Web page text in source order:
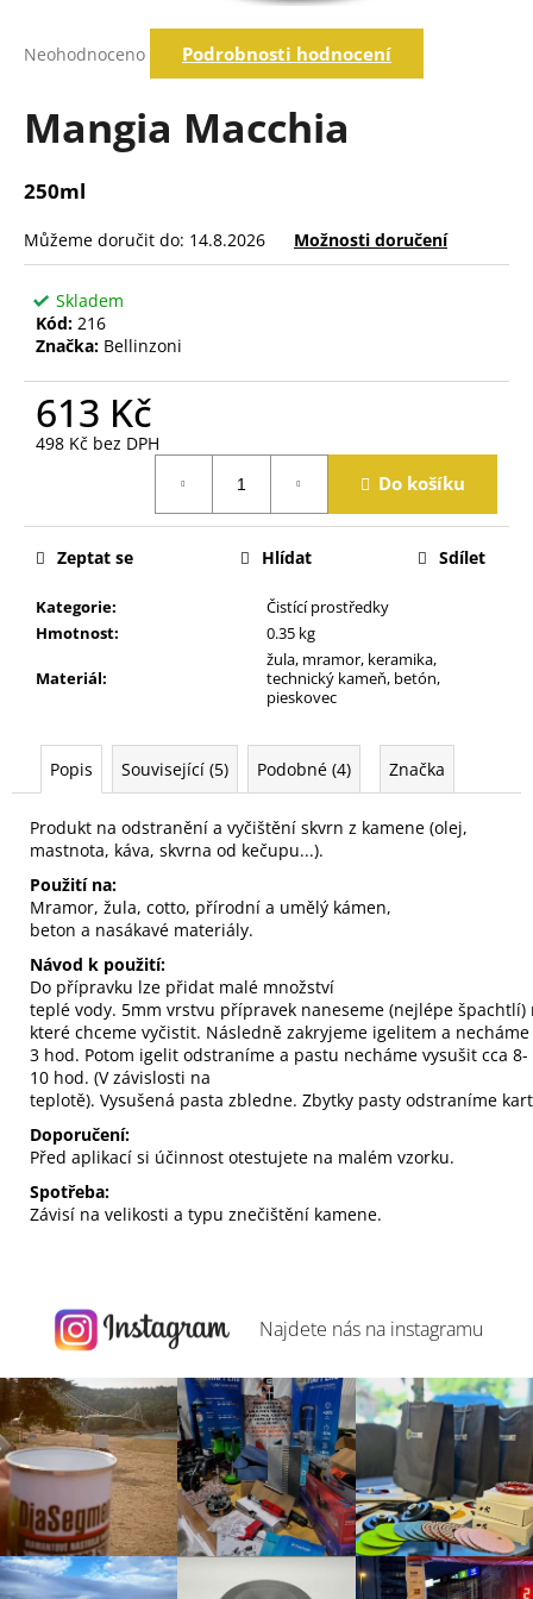
hodnocení
0,0
hvězdiček.
Neohodnoceno Podrobnosti hodnocení
Mangia Macchia
250ml
Můžeme doručit do: 14.8.2026 Možnosti doručení
Skladem
Kód: 216
Značka: Bellinzoni
613 Kč
498 Kč bez DPH
Do košíku
Kategorie:
Čistící prostředky
Hmotnost: 0.35 kg
Materiál:
žula, mramor, keramika,
technický kameň, betón,
pieskovec
Zeptat se Hlídat Sdílet
Popis Související (5) Podobné (4) Značka
Produkt na odstranění a vyčištění skvrn z kamene (olej,
mastnota, káva, skvrna od kečupu...).
Použití na:
Mramor, žula, cotto, přírodní a umělý kámen,
beton a nasákavé materiály.
Návod k použití:
Do přípravku lze přidat malé množství
teplé vody. 5mm vrstvu přípravek naneseme (nejlépe špachtlí)
které chceme vyčistit. Následně zakryjeme igelitem a necháme
3 hod. Potom igelit odstraníme a pastu necháme vysušit cca 8-
10 hod. (V závislosti na
teplotě). Vysušená pasta zbledne. Zbytky pasty odstraníme
Doporučení:
Před aplikací si účinnost otestujete na malém vzorku.
Spotřeba:
Závisí na velikosti a typu znečištění kamene.
j
t
?
Hledat
D
o
p
o
u
e
m
e
Najdete nás na instagramu